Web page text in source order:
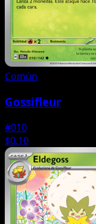
Común
Gossifleur
#010
$0.10